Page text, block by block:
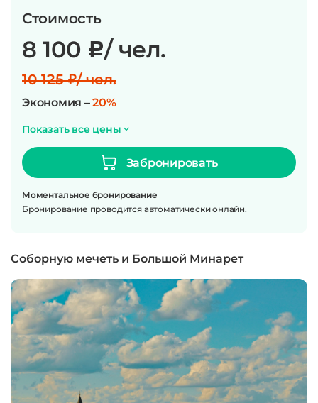
Стоимость
8 100 c/ чел.
10 125 ₽/ чел.
Экономия –20%
Показать все цены
Забронировать
Моментальное бронирование
Бронирование проводится автоматически онлайн.
Соборную мечеть и Большой Минарет